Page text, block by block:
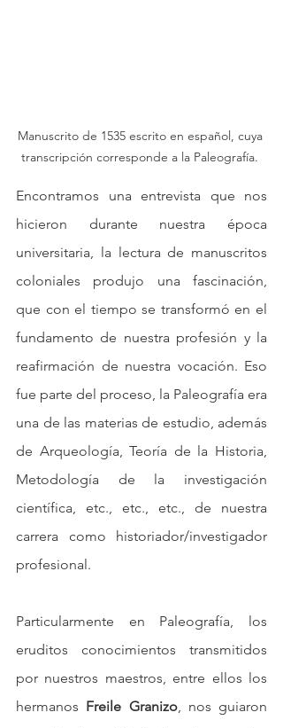
Manuscrito de 1535 escrito en español, cuya
transcripción corresponde a la Paleografía.
Encontramos una entrevista que nos
hicieron durante nuestra época
universitaria, la lectura de manuscritos
coloniales produjo una fascinación,
que con el tiempo se transformó en el
fundamento de nuestra profesión y la
reafirmación de nuestra vocación. Eso
fue parte del proceso, la Paleografía era
una de las materias de estudio, además
de Arqueología, Teoría de la Historia,
Metodología de la investigación
científica, etc., etc., etc., de nuestra
carrera como historiador/investigador
profesional.
Particularmente en Paleografía, los
eruditos conocimientos transmitidos
por nuestros maestros, entre ellos los
hermanos Freile Granizo, nos guiaron